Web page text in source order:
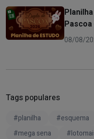
Pascoa
08/08/
Tags populares
#planilha #esquema
#mega sena